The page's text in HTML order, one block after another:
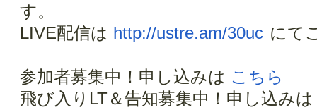
す。
LIVE配信は http://ustre.am/30uc にて
参加者募集中！申し込みは こちら
飛び入りLT＆告知募集中！申し込み